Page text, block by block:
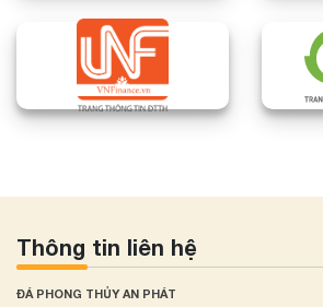
Thông tin liên hệ
ĐÁ PHONG THỦY AN PHÁT